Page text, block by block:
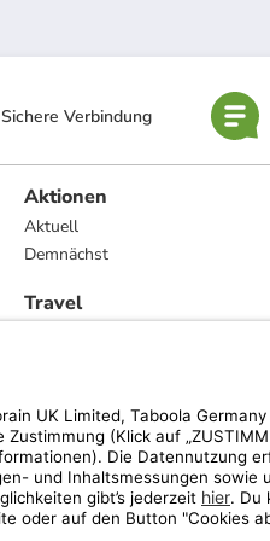
Sichere Verbindung
Aktionen
Aktuell
Demnächst
Travel